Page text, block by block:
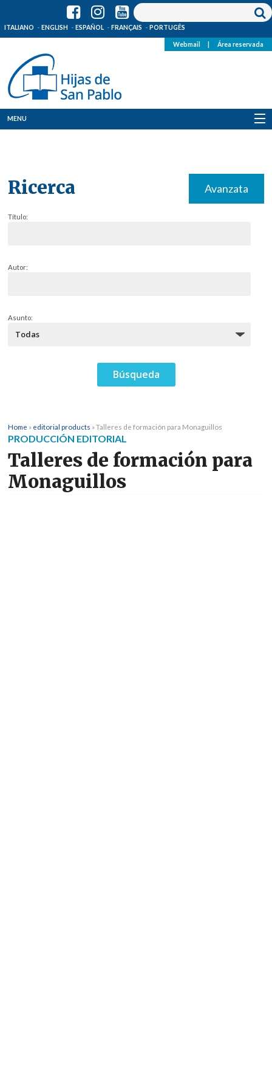
ITALIANO ENGLISH ESPAÑOL FRANÇAIS PORTUGÊS
Webmail Área reservada
MENU
Ricerca Avanzata
Título:
Autor:
Asunto:
Home » editorial products »Talleres de formación para Monaguillos
PRODUCCIÓN EDITORIAL
Talleres de formación para
Monaguillos